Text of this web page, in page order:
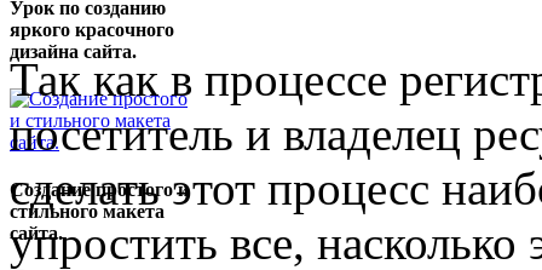
Урок по созданию
яркого красочного
дизайна сайта.
Создание простого и
стильного макета
сайта.
Так как в процессе
посетитель и владелец
сделать этот процесс
упростить все,